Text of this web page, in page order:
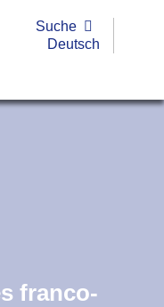
Suche
Deutsch
franco-